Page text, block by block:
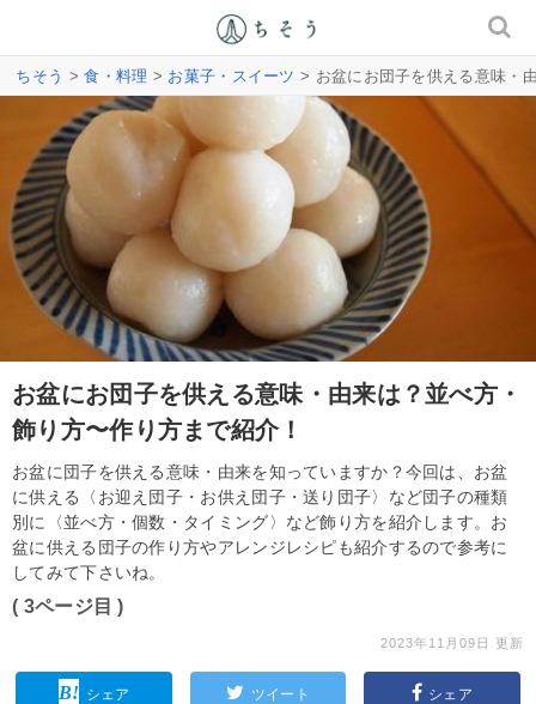
ちそう >食・料理 > お菓子・スイーツ > お盆にお団子を供える意味・
お盆にお団子を供える意味・由来は？並べ方・
飾り方〜作り方まで紹介！
お盆に団子を供える意味・由来を知っていますか？今回は、お盆
に供える〈お迎え団子・お供え団子・送り団子〉など団子の種類
別に〈並べ方・個数・タイミング〉など飾り方を紹介します。お
盆に供える団子の作り方やアレンジレシピも紹介するので参考に
してみて下さいね。
( 3ページ目 )
2023年11月09日 更新
シェア ツイート シェア